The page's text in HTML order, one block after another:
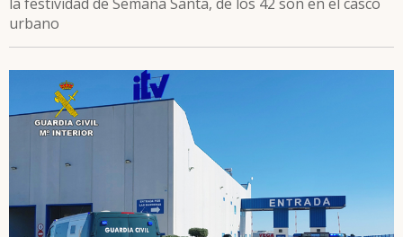
urbano